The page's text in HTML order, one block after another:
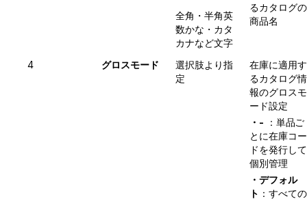
全角・半角英
数かな・カタ
カナなど文字
るカタログの
商品名
4 グロスモード
選択肢より指
定
在庫に適用す
るカタログ情
報のグロスモ
ード設定
・-
：単品ご
とに在庫コー
ドを発行して
個別管理
・デフォル
ト ：すべての